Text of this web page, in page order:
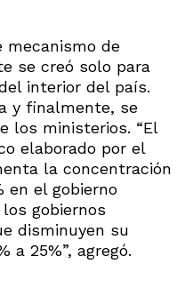
mecanismo de
se creó solo para
interior del país.
y finalmente, se
los ministerios. “El
elaborado por el
la concentración
en el gobierno
gobiernos
disminuyen su
a 25%”, agregó.